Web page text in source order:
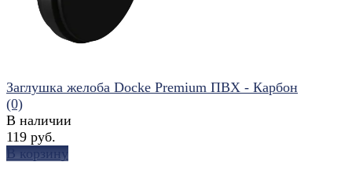
Заглушка желоба Docke Premium ПВХ - Карбон
(0)
В наличии
119 руб.
В корзину